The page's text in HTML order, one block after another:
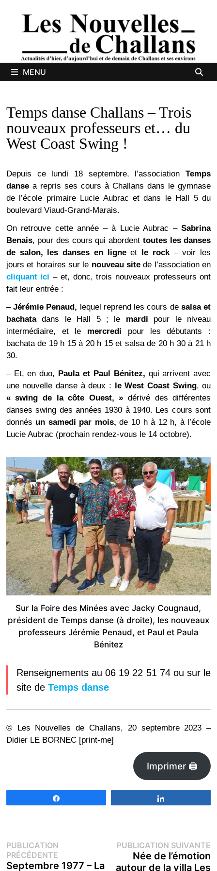
MENU
Temps danse Challans – Trois
nouveaux professeurs et… du
West Coast Swing !
Depuis ce lundi 18 septembre, l’associationTemps
dansea repris ses cours à Challans dans le gymnase
de l’école primaire Lucie Aubrac et dans le Hall 5 du
boulevard Viaud-Grand-Marais.
On retrouve cette année – à Lucie Aubrac –Sabrina
Benais, pour des cours qui abordent toutes les danses
de salon, les danses en ligneet le rock– voir les
jours et horaires sur le nouveau site de l’association en
cliquant ici – et, donc, trois nouveaux professeurs ont
fait leur entrée :
–Jérémie Penaud, lequel reprend les cours de salsa et
bachatadans le Hall 5 ; le mardi pour le niveau
intermédiaire, et le mercredi pour les débutants :
bachata de 19 h 15 à 20 h 15 et salsa de 20 h 30 à 21 h
30.
– Et, en duo, Paula et Paul Bénitez, qui arrivent avec
une nouvelle danse à deux : le West Coast Swing, ou
« swing de la côte Ouest, » dérivé des différentes
danses swing des années 1930 à 1940. Les cours sont
donnés un samedi par mois, de 10 h à 12 h, à l’école
Lucie Aubrac (prochain rendez-vous le 14 octobre).
Sur la Foire des Minées avec Jacky Cougnaud,
président de Temps danse (à droite), les nouveaux
professeurs Jérémie Penaud, et Paul et Paula
Bénitez
Renseignements au 06 19 22 51 74 ou sur le
site de Temps danse
© Les Nouvelles de Challans, 20 septembre 2023 –
Didier LE BORNEC [print-me]
Imprimer 🖨
Navigation
PUBLICATION
PRÉCÉDENTEPublication
précédente :
Septembre 1977 – La
PUBLICATION SUIVANTE
Née de l’émotion
autour de la villa Les